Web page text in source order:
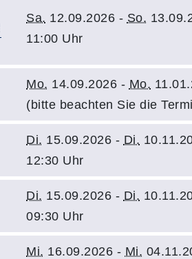
Sa. 12.09.2026 - So.
11:00 Uhr
Mo. 14.09.2026 - Mo.
(bitte beachten Sie die
Di. 15.09.2026 - Di.
12:30 Uhr
Di. 15.09.2026 - Di.
09:30 Uhr
Mi. 16.09.2026 - Mi.